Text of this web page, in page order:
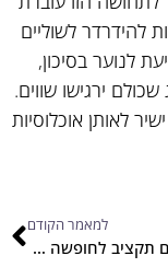
להידרדר לשוליים
לנוער בסיכון,
ירגישו שווים.
לאותן אוכלוסיות
למאמר הקודם
איך מתכננים תקציב לחופשה בחו"ל?